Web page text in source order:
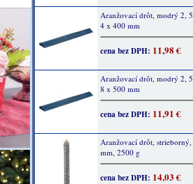
Aranžovací drôt, modrý 2,
4 x 400 mm
cena bez DPH: 11,98 €
Aranžovací drôt, modrý 2,
8 x 500 mm
cena bez DPH: 11,91 €
Aranžovací drôt,
mm, 2500 g
cena bez DPH: 14,03 €